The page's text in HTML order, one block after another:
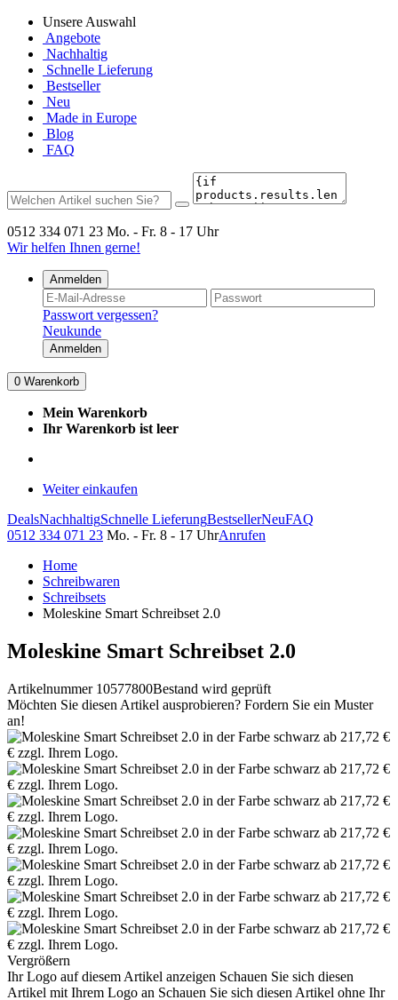
Unsere Auswahl
Angebote
Nachhaltig
Schnelle Lieferung
Bestseller
Neu
Made in Europe
Blog
FAQ
0512 334 071 23 Mo. - Fr. 8 - 17 Uhr
Wir helfen Ihnen gerne!
Anmelden
Passwort vergessen?
Neukunde
Anmelden
0 Warenkorb
Mein Warenkorb
Ihr Warenkorb ist leer
Weiter einkaufen
DealsNachhaltigSchnelle LieferungBestsellerNeuFAQ
0512 334 071 23 Mo. - Fr. 8 - 17 UhrAnrufen
Home
Schreibwaren
Schreibsets
Moleskine Smart Schreibset 2.0
Moleskine Smart Schreibset 2.0
Artikelnummer 10577800Bestand wird geprüft
Möchten Sie diesen Artikel ausprobieren? Fordern Sie ein Muster
an!
Vergrößern
Ihr Logo auf diesem Artikel anzeigen Schauen Sie sich diesen
Artikel mit Ihrem Logo an Schauen Sie sich diesen Artikel ohne Ihr